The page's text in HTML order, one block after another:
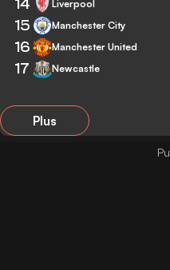
Liverpool
15 Manchester City
16 Manchester United
17 Newcastle
Plus